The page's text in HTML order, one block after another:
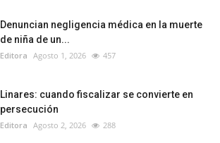
Denuncian negligencia médica en la muerte
de niña de un...
Editora Agosto 1, 2026 457
Linares: cuando fiscalizar se convierte en
persecución
Editora Agosto 2, 2026 288